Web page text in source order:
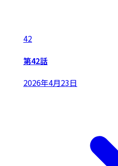
42
第42話
2026年4月23日